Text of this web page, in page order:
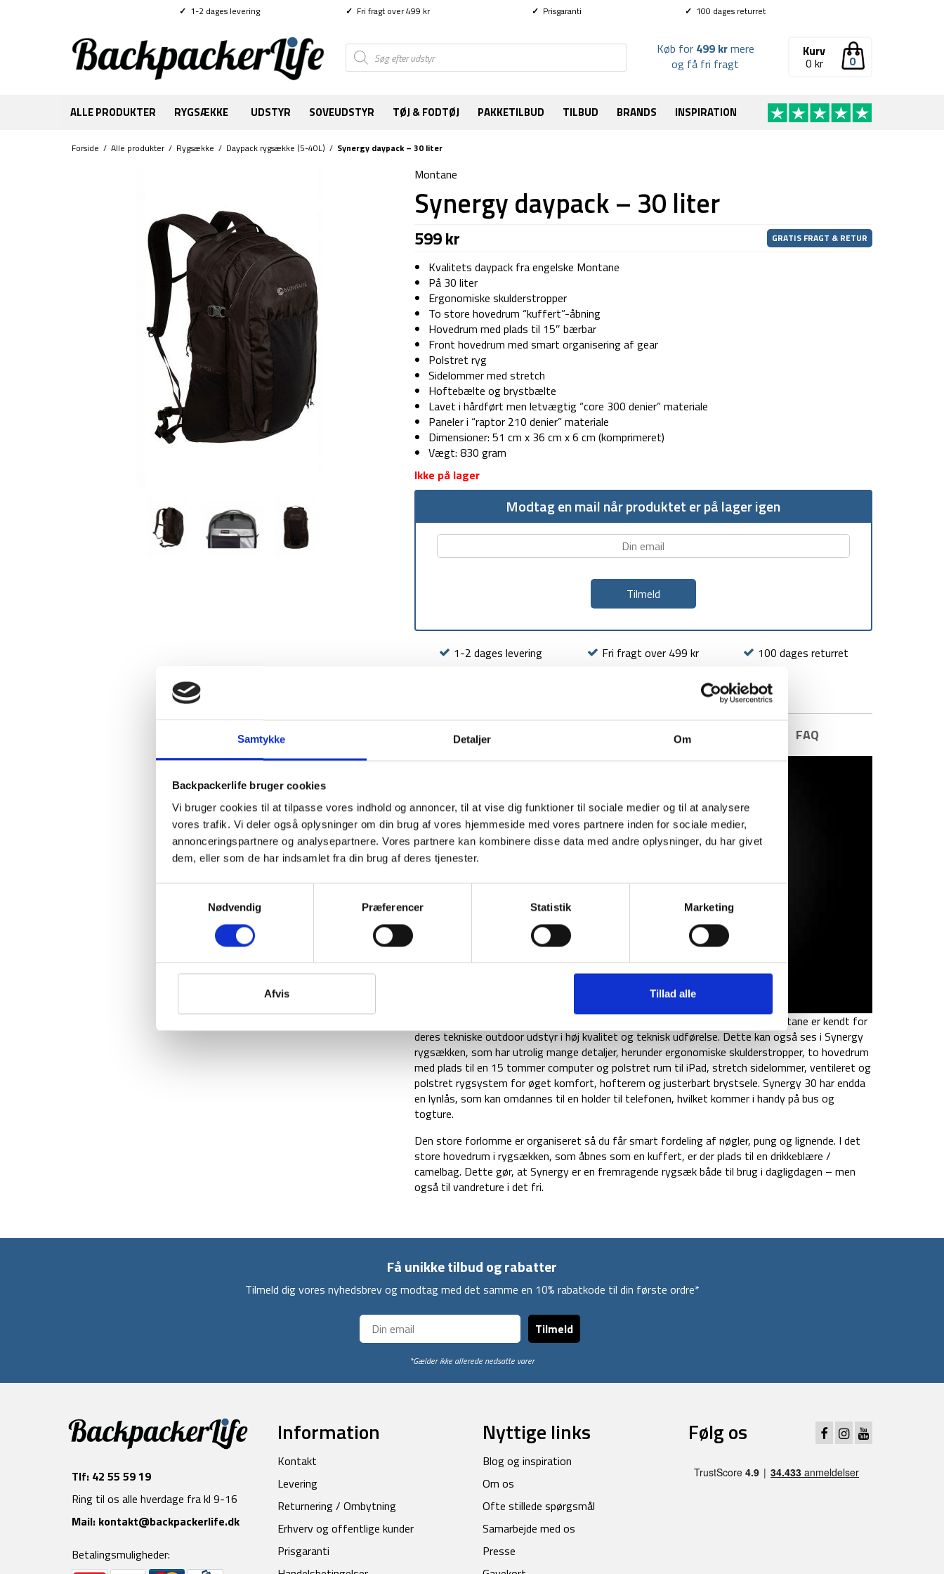
Samtykke Detaljer Om
Backpackerlife bruger cookies
Vi bruger cookies til at tilpasse vores indhold og annoncer, til at vise dig funktioner til sociale medier og til at analysere
vores trafik. Vi deler også oplysninger om din brug af vores hjemmeside med vores partnere inden for sociale medier,
annonceringspartnere og analysepartnere. Vores partnere kan kombinere disse data med andre oplysninger, du har givet
dem, eller som de har indsamlet fra din brug af deres tjenester.
Nødvendig
Præferencer Statistik Marketing
Afvis Tillad alle
✓ 1-2 dages levering ✓ Fri fragt over 499 kr ✓ Prisgaranti ✓ 100 dages returret
Products
search 0
Kurv
0 kr
Køb for 499 krmere
og få fri fragt
ALLE PRODUKTER RYGSÆKKE UDSTYR SOVEUDSTYR TØJ & FODTØJ PAKKETILBUD TILBUD BRANDS INSPIRATION
Forside / Alle produkter/ Rygsække / Daypack rygsække (5-40L) / Synergy daypack – 30 liter
Montane
Synergy daypack – 30 liter
599kr GRATIS FRAGT & RETUR
Kvalitets daypack fra engelske Montane
På 30 liter
Ergonomiske skulderstropper
To store hovedrum “kuffert”-åbning
Hovedrum med plads til 15″ bærbar
Front hovedrum med smart organisering af gear
Polstret ryg
Sidelommer med stretch
Hoftebælte og brystbælte
Lavet i hårdført men letvægtig “core 300 denier” materiale
Paneler i “raptor 210 denier” materiale
Dimensioner: 51 cm x 36 cm x 6 cm (komprimeret)
Vægt: 830 gram
Ikke på lager
Modtag en mail når produktet er på lager igen
1-2 dages levering Fri fragt over 499 kr 100 dages returret
BESKRIVELSE YDERLIGERE INFORMATION FAQ
Synergy fra engelske Montane er en fremragende daypack – intet mindre. Montane er kendt for
deres tekniske outdoor udstyr i høj kvalitet og teknisk udførelse. Dette kan også ses i Synergy
rygsækken, som har utrolig mange detaljer, herunder ergonomiske skulderstropper, to hovedrum
med plads til en 15 tommer computer og polstret rum til iPad, stretch sidelommer, ventileret og
polstret rygsystem for øget komfort, hofterem og justerbart brystsele. Synergy 30 har endda
en lynlås, som kan omdannes til en holder til telefonen, hvilket kommer i handy på bus og
togture.
Den store forlomme er organiseret så du får smart fordeling af nøgler, pung og lignende. I det
store hovedrum i rygsækken, som åbnes som en kuffert, er der plads til en drikkeblære /
camelbag. Dette gør, at Synergy er en fremragende rygsæk både til brug i dagligdagen – men
også til vandreture i det fri.
Få unikke tilbud og rabatter
Tilmeld dig vores nyhedsbrev og modtag med det samme en 10% rabatkode til din første ordre*
Tilmeld
*Gælder ikke allerede nedsatte varer
Tlf: 42 55 59 19
Ring til os alle hverdage fra kl 9-16
Mail: kontakt@backpackerlife.dk
Betalingsmuligheder:
Information
Kontakt
Levering
Returnering / Ombytning
Erhverv og offentlige kunder
Prisgaranti
Nyttige links
Blog og inspiration
Om os
Ofte stillede spørgsmål
Samarbejde med os
Presse
Følg os